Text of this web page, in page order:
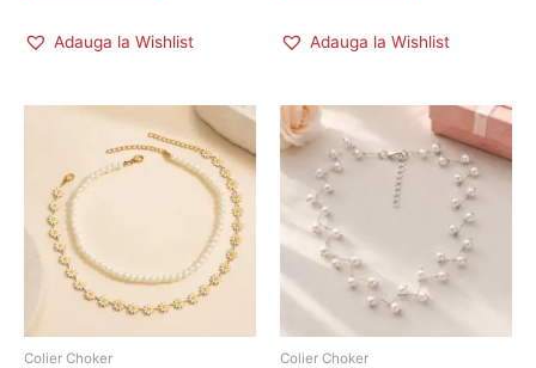
Adauga la Wishlist Adauga la Wishlist
Colier Choker Colier Choker